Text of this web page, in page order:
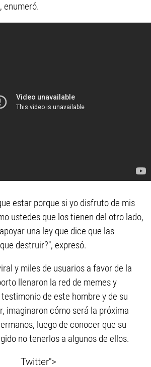
enumeró.
estar porque si yo disfruto de mis
ustedes que los tienen del otro lado,
una ley que dice que las
destruir?", expresó.
y miles de usuarios a favor de la
llenaron la red de memes y
de este hombre y de su
imaginaron cómo será la próxima
luego de conocer que su
no tenerlos a algunos de ellos.
Twitter">